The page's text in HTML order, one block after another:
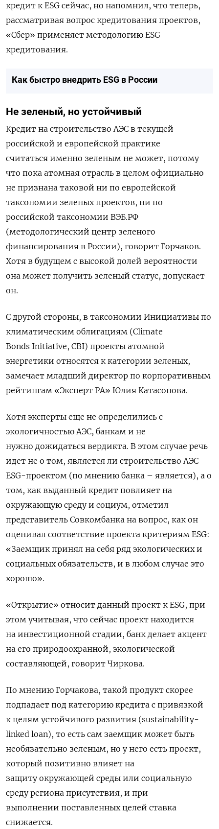
кредит к ESG сейчас, но напомнил, что теперь,
рассматривая вопрос кредитования проектов,
«Сбер» применяет методологию ESG-
кредитования.
Как быстро внедрить ESG в России
Не зеленый, но устойчивый
Кредит на строительство АЭС в текущей
российской и европейской практике
считаться именно зеленым не может, потому
что пока атомная отрасль в целом официально
не признана таковой ни по европейской
таксономии зеленых проектов, ни по
российской таксономии ВЭБ.РФ
(методологический центр зеленого
финансирования в России), говорит Горчаков.
Хотя в будущем с высокой долей вероятности
она может получить зеленый статус, допускает
он.
С другой стороны, в таксономии Инициативы по
климатическим облигациям (Climate
Bonds Initiative, CBI) проекты атомной
энергетики относятся к категории зеленых,
замечает младший директор по корпоративным
рейтингам «Эксперт РА» Юлия Катасонова.
Хотя эксперты еще не определились с
экологичностью АЭС, банкам и не
нужно дожидаться вердикта. В этом случае речь
идет не о том, является ли строительство АЭС
ESG-проектом (по мнению банка – является), а о
том, как выданный кредит повлияет на
окружающую среду и социум, отметил
представитель Совкомбанка на вопрос, как он
оценивал соответствие проекта критериям ESG:
«Заемщик принял на себя ряд экологических и
социальныхобязательств, и в любом случае это
хорошо».
«Открытие» относит данный проект к ESG, при
этом учитывая, что сейчас проект находится
на инвестиционной стадии, банк делает акцент
на его природоохранной, экологической
составляющей, говорит Чиркова.
По мнению Горчакова, такой продукт скорее
подпадает под категорию кредита с привязкой
к целям устойчивого развития (sustainability-
linked loan), то есть сам заемщик может быть
необязательно зеленым, но у него есть проект,
который позитивно влияет на
защиту окружающей среды или социальную
среду региона присутствия, и при
выполнении поставленных целей ставка
снижается.